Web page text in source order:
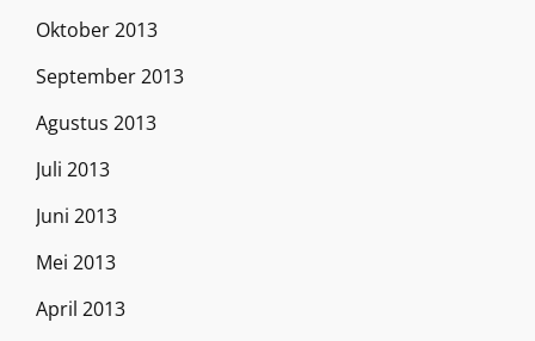
Oktober 2013
September 2013
Agustus 2013
Juli 2013
Juni 2013
Mei 2013
April 2013